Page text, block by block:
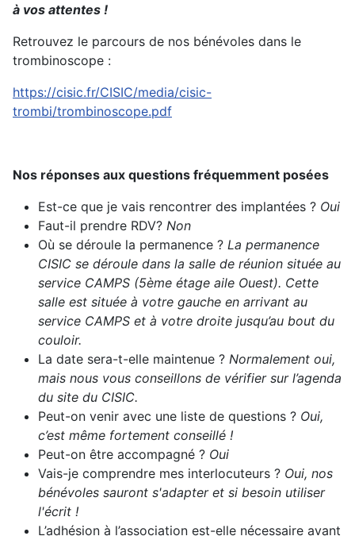
à vos attentes !
Retrouvez le parcours de nos bénévoles dans le
trombinoscope :
https://cisic.fr/CISIC/media/cisic-
trombi/trombinoscope.pdf
Nos réponses aux questions fréquemment posées
Est-ce que je vais rencontrer des implantées ? Oui
Faut-il prendre RDV? Non
Où se déroule la permanence ? La permanence
CISIC se déroule dans la salle de réunion située au
service CAMPS (5ème étage aile Ouest). Cette
salle est située à votre gauche en arrivant au
service CAMPS et à votre droite jusqu’au bout du
couloir.
La date sera-t-elle maintenue ? Normalement oui,
mais nous vous conseillons de vérifier sur l’agenda
du site du CISIC.
Peut-on venir avec une liste de questions ? Oui,
c’est même fortement conseillé !
Peut-on être accompagné ? Oui
Vais-je comprendre mes interlocuteurs ? Oui, nos
bénévoles sauront s'adapter et si besoin utiliser
l'écrit !
L’adhésion à l’association est-elle nécessaire avant